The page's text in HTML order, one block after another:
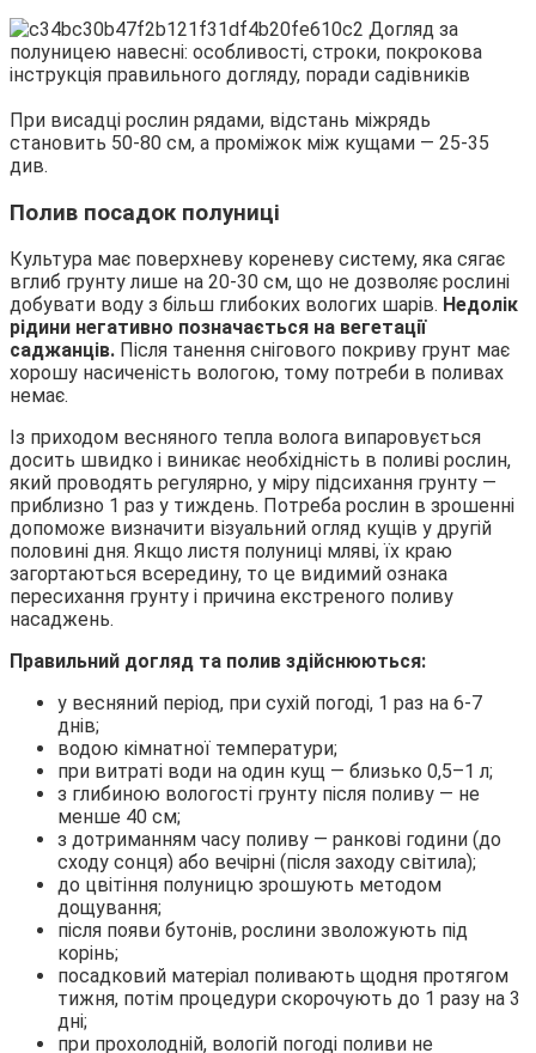
При висадці рослин рядами, відстань міжрядь
становить 50-80 см, а проміжок між кущами — 25-35
див.
Полив посадок полуниці
Культура має поверхневу кореневу систему, яка сягає
вглиб грунту лише на 20-30 см, що не дозволяє рослині
добувати воду з більш глибоких вологих шарів. Недолік
рідини негативно позначається на вегетації
саджанців. Після танення снігового покриву грунт має
хорошу насиченість вологою, тому потреби в поливах
немає.
Із приходом весняного тепла волога випаровується
досить швидко і виникає необхідність в поливі рослин,
який проводять регулярно, у міру підсихання грунту —
приблизно 1 раз у тиждень. Потреба рослин в зрошенні
допоможе визначити візуальний огляд кущів у другій
половині дня. Якщо листя полуниці мляві, їх краю
загортаються всередину, то це видимий ознака
пересихання грунту і причина екстреного поливу
насаджень.
Правильний догляд та полив здійснюються:
у весняний період, при сухій погоді, 1 раз на 6-7
днів;
водою кімнатної температури;
при витраті води на один кущ — близько 0,5–1 л;
з глибиною вологості грунту після поливу — не
менше 40 см;
з дотриманням часу поливу — ранкові години (до
сходу сонця) або вечірні (після заходу світила);
до цвітіння полуницю зрошують методом
дощування;
після появи бутонів, рослини зволожують під
корінь;
посадковий матеріал поливають щодня протягом
тижня, потім процедури скорочують до 1 разу на 3
дні;
при прохолодній, вологій погоді поливи не